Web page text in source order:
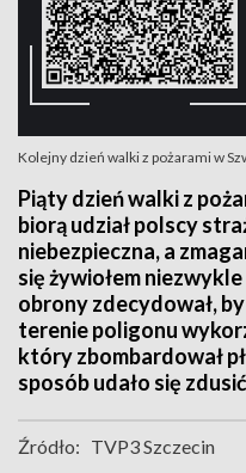
Kolejny dzień walki z pożarami w
Piąty dzień walki z
biorą udział polscy
niebezpieczna, a
się żywiołem
obrony zdecydował,
terenie poligonu
który zbombardował
sposób udało się
Źródło: TVP3 Szczecin